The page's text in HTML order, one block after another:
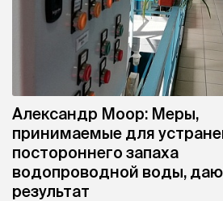
Александр Моор: Меры,
принимаемые для
постороннего запаха
водопроводной воды,
результат